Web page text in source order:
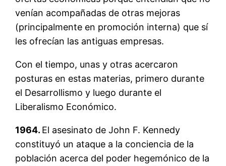
venían acompañadas de otras mejoras
(principalmente en promoción interna) que sí
les ofrecían las antiguas empresas.
Con el tiempo, unas y otras acercaron
posturas en estas materias, primero durante
el Desarrollismo y luego durante el
Liberalismo Económico.
1964. El asesinato de John F. Kennedy
constituyó un ataque a la conciencia de la
población acerca del poder hegemónico de la